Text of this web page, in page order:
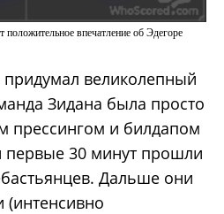
положительное впечатление об Эдегоре
великолепный
Зидана была просто
прессингом и билдапом
первые 30 минут прошли
Дальше они
(интенсивно